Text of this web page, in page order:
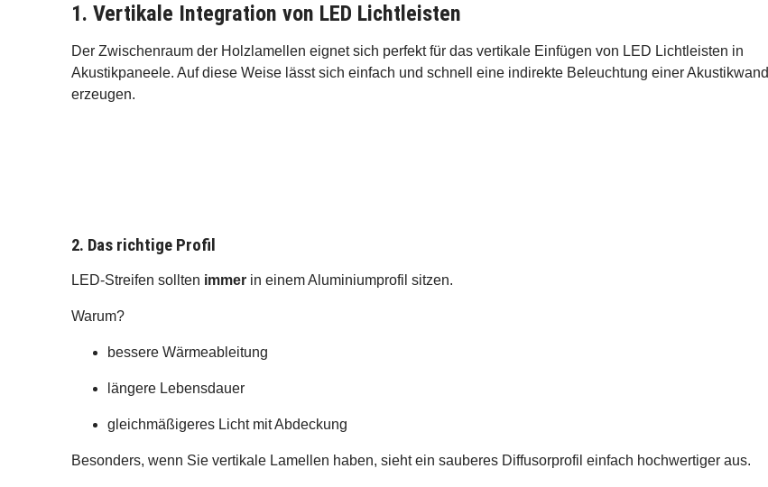
1. Vertikale Integration von LED Lichtleisten
Der Zwischenraum der Holzlamellen eignet sich perfekt für das vertikale Einfügen von LED Lichtleisten in
Akustikpaneele. Auf diese Weise lässt sich einfach und schnell eine indirekte Beleuchtung einer Akustikwand
erzeugen.
2. Das richtige Profil
LED-Streifen sollten immer in einem Aluminiumprofil sitzen.
Warum?
bessere Wärmeableitung
längere Lebensdauer
gleichmäßigeres Licht mit Abdeckung
Besonders, wenn Sie vertikale Lamellen haben, sieht ein sauberes Diffusorprofil einfach hochwertiger aus.